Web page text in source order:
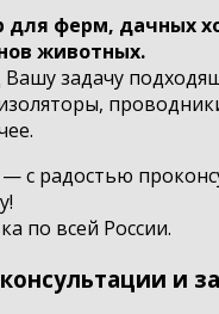
ферм, дачных
животных.
задачу
с радостью
по всей России.
и